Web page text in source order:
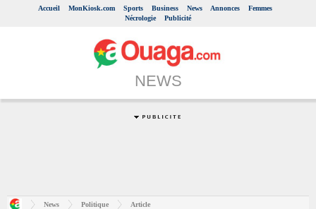
Accueil MonKiosk.com Sports Business News Annonces
Femmes
Nécrologie
Publicité
NEWS
News Politique Article